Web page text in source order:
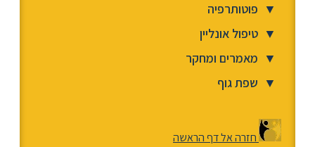
▼ פוטותרפיה
▼ טיפול אונליין
▼ מאמרים ומחקר
▼ שפת גוף
חזרה אל דף הראשה